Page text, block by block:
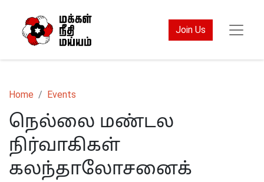
Join Us
Home Events
நெல்லை மண்டல
நிர்வாகிகள்
கலந்தாலோசனைக்